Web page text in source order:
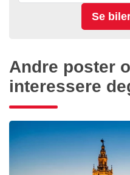
Andre poster
interessere